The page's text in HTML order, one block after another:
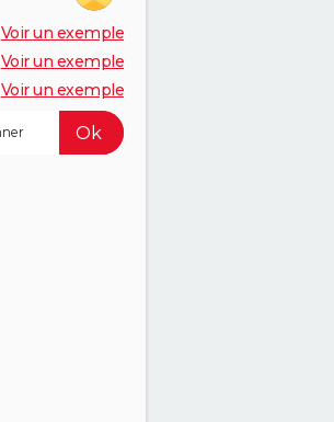
Voir un exemple
Voir un exemple
Voir un exemple